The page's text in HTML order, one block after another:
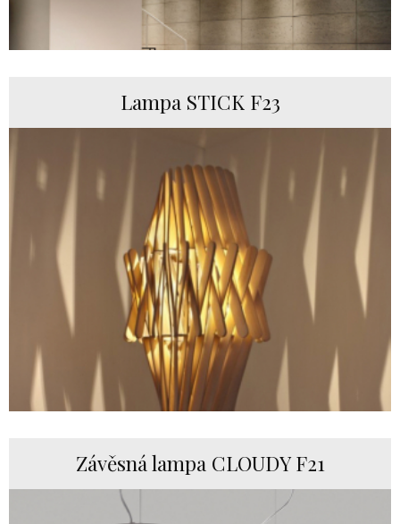
Lampa STICK F23
Závěsná lampa CLOUDY F21